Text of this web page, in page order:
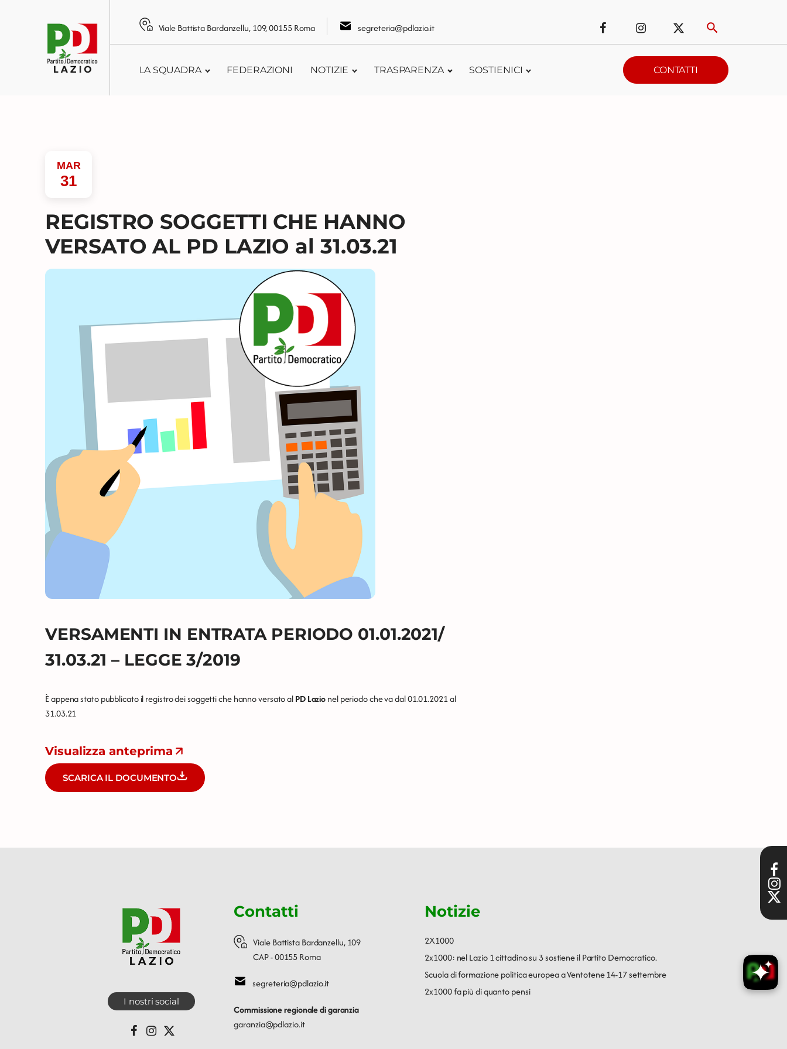
Viale Battista Bardanzellu, 109, 00155 Roma segreteria@pdlazio.it
LA SQUADRA FEDERAZIONI NOTIZIE TRASPARENZA SOSTIENICI CONTATTI
MAR
31
REGISTRO SOGGETTI CHE HANNO
VERSATO AL PD LAZIO al 31.03.21
VERSAMENTI IN ENTRATA PERIODO 01.01.2021/
31.03.21 – LEGGE 3/2019
È appena stato pubblicato il registro dei soggetti che hanno versato alPD Lazionel periodo che va dal 01.01.2021 al
31.03.21
Visualizza anteprima
SCARICA IL DOCUMENTO
I nostri social
Contatti
Viale Battista Bardanzellu, 109
CAP - 00155 Roma
segreteria@pdlazio.it
Commissione regionale di garanzia
garanzia@pdlazio.it
Notizie
2X1000
2x1000: nel Lazio 1 cittadino su 3 sostiene il Partito Democratico.
Scuola di formazione politica europea a Ventotene 14-17 settembre
2x1000 fa più di quanto pensi